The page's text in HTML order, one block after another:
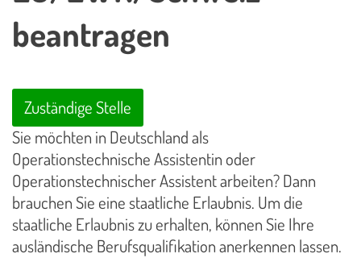
beantragen
Zuständige Stelle
Sie möchten in Deutschland als
Operationstechnische Assistentin oder
Operationstechnischer Assistent arbeiten? Dann
brauchen Sie eine staatliche Erlaubnis. Um die
staatliche Erlaubnis zu erhalten, können Sie Ihre
ausländische Berufsqualifikation anerkennen lassen.